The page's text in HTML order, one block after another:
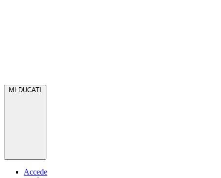
MI DUCATI
Accede